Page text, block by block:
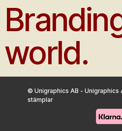
world.
© Unigraphics AB - Unigraphics
stämplar